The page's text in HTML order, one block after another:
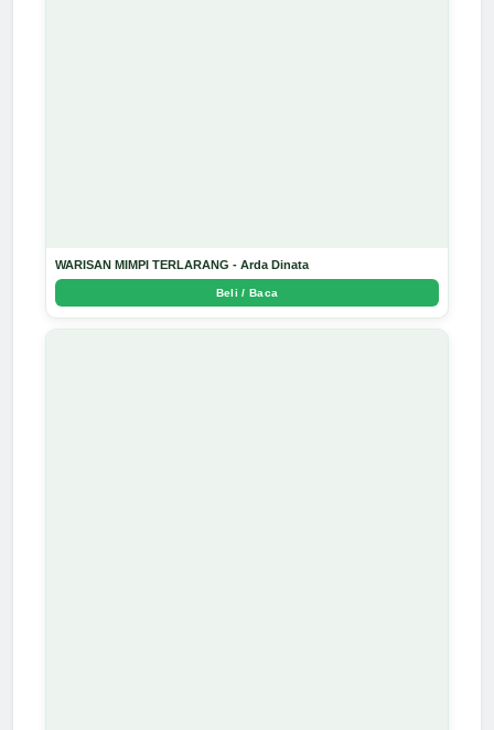
WARISAN MIMPI TERLARANG - Arda Dinata
Beli / Baca